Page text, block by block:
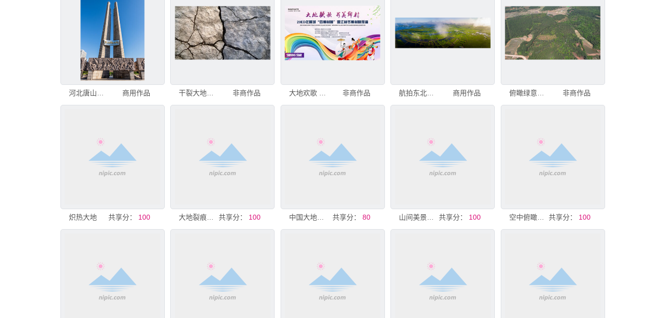
商用作品 非商作品 非商作品 商用作品 非商作品
炽热大地 共享分： 100 共享分： 100 共享分：80 共享分： 100 空中俯瞰蜿蜒大地景观 共享分： 100